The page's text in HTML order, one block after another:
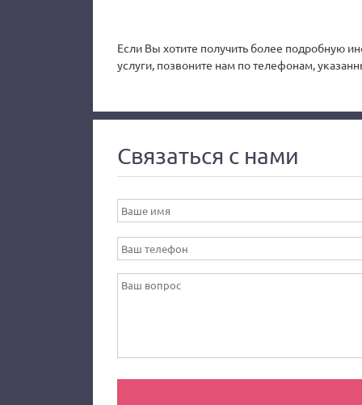
Если Вы хотите получить более подробную
услуги, позвоните нам по телефонам,
Связаться с нами